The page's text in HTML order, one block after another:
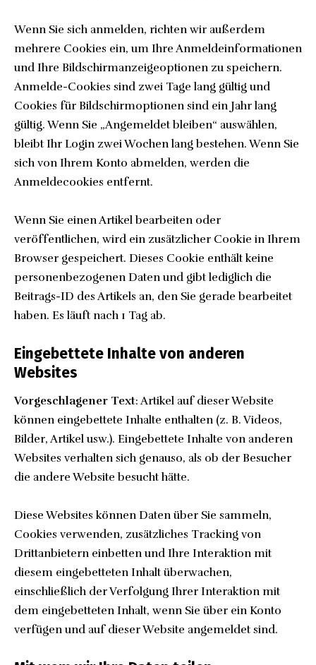
Wenn Sie sich anmelden, richten wir außerdem
mehrere Cookies ein, um Ihre Anmeldeinformationen
und Ihre Bildschirmanzeigeoptionen zu speichern.
Anmelde-Cookies sind zwei Tage lang gültig und
Cookies für Bildschirmoptionen sind ein Jahr lang
gültig. Wenn Sie „Angemeldet bleiben“ auswählen,
bleibt Ihr Login zwei Wochen lang bestehen. Wenn Sie
sich von Ihrem Konto abmelden, werden die
Anmeldecookies entfernt.
Wenn Sie einen Artikel bearbeiten oder
veröffentlichen, wird ein zusätzlicher Cookie in Ihrem
Browser gespeichert. Dieses Cookie enthält keine
personenbezogenen Daten und gibt lediglich die
Beitrags-ID des Artikels an, den Sie gerade bearbeitet
haben. Es läuft nach 1 Tag ab.
Eingebettete Inhalte von anderen
Websites
Vorgeschlagener Text: Artikel auf dieser Website
können eingebettete Inhalte enthalten (z. B. Videos,
Bilder, Artikel usw.). Eingebettete Inhalte von anderen
Websites verhalten sich genauso, als ob der Besucher
die andere Website besucht hätte.
Diese Websites können Daten über Sie sammeln,
Cookies verwenden, zusätzliches Tracking von
Drittanbietern einbetten und Ihre Interaktion mit
diesem eingebetteten Inhalt überwachen,
einschließlich der Verfolgung Ihrer Interaktion mit
dem eingebetteten Inhalt, wenn Sie über ein Konto
verfügen und auf dieser Website angemeldet sind.